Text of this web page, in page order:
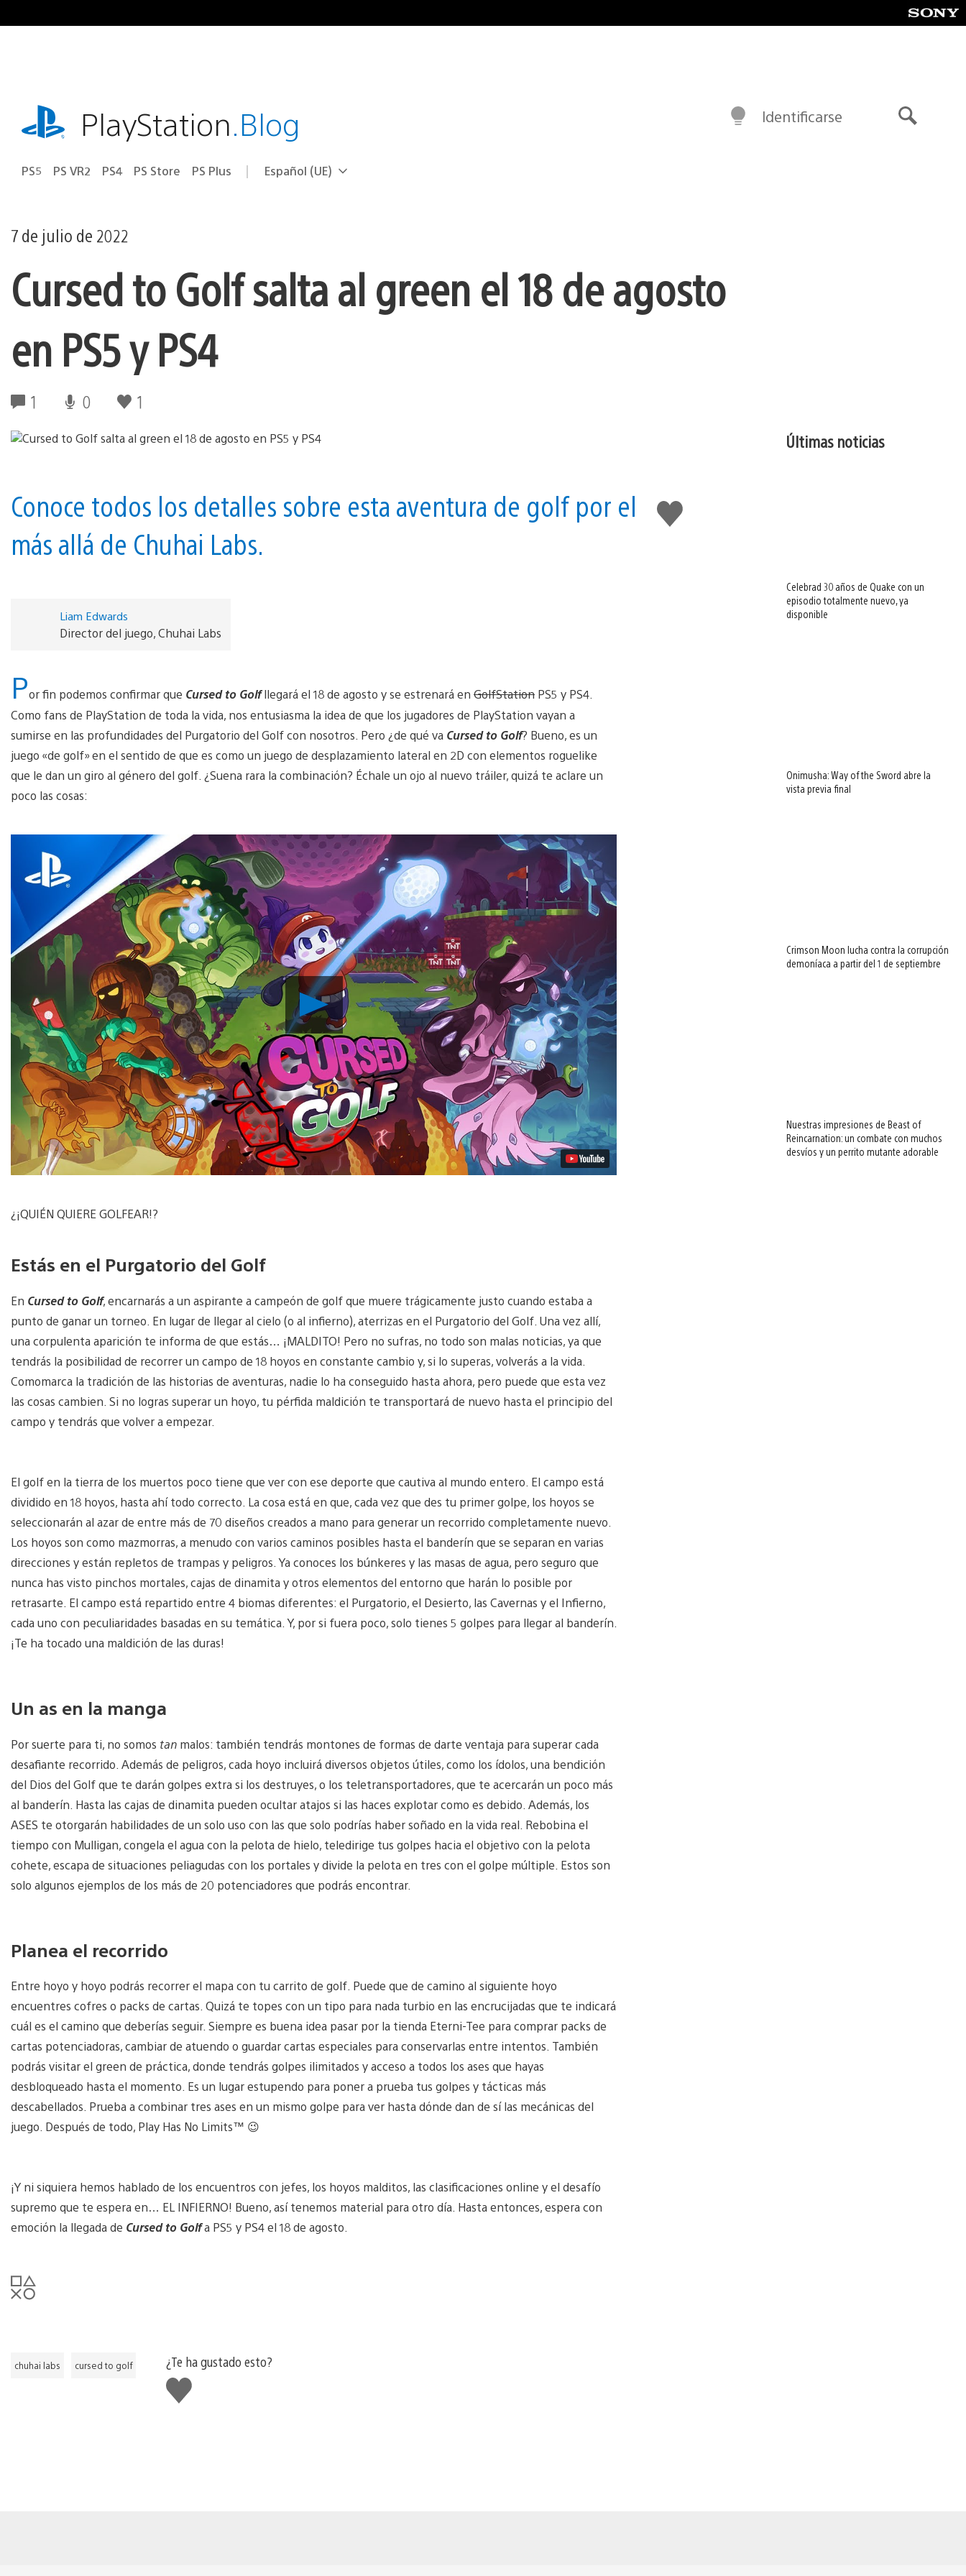
al
playstation.comPlayStation.Blog
PS5 PS VR2 PS4 PS Store PS Plus Selecciona
Región
Español (UE)
Identificarse
7 de julio de 2022
Cursed to Golf salta al green el 18 de agosto
en PS5 y PS4
1 0 1
Me
gusta
esto
Conoce todos los detalles sobre esta aventura de golf por el
más allá de Chuhai Labs.
Liam Edwards
Director del juego, Chuhai Labs
Por fin podemos confirmar que Cursed to Golfllegará el 18 de agosto y se estrenará en GolfStation PS5 y PS4.
Como fans de PlayStation de toda la vida, nos entusiasma la idea de que los jugadores de PlayStation vayan a
sumirse en las profundidades del Purgatorio del Golf con nosotros. Pero ¿de qué va Cursed to Golf? Bueno, es un
juego «de golf» en el sentido de que es como un juego de desplazamiento lateral en 2D con elementos roguelike
que le dan un giro al género del golf. ¿Suena rara la combinación? Échale un ojo al nuevo tráiler, quizá te aclare un
poco las cosas:
Reproducir
vídeo
¿¡QUIÉN QUIERE GOLFEAR!?
Estás en el Purgatorio del Golf
En Cursed to Golf, encarnarás a un aspirante a campeón de golf que muere trágicamente justo cuando estaba a
punto de ganar un torneo. En lugar de llegar al cielo (o al infierno), aterrizas en el Purgatorio del Golf. Una vez allí,
una corpulenta aparición te informa de que estás… ¡MALDITO! Pero no sufras, no todo son malas noticias, ya que
tendrás la posibilidad de recorrer un campo de 18 hoyos en constante cambio y, si lo superas, volverás a la vida.
Comomarca la tradición de las historias de aventuras, nadie lo ha conseguido hasta ahora, pero puede que esta vez
las cosas cambien. Si no logras superar un hoyo, tu pérfida maldición te transportará de nuevo hasta el principio del
campo y tendrás que volver a empezar.
El golf en la tierra de los muertos poco tiene que ver con ese deporte que cautiva al mundo entero. El campo está
dividido en 18 hoyos, hasta ahí todo correcto. La cosa está en que, cada vez que des tu primer golpe, los hoyos se
seleccionarán al azar de entre más de 70 diseños creados a mano para generar un recorrido completamente nuevo.
Los hoyos son como mazmorras, a menudo con varios caminos posibles hasta el banderín que se separan en varias
direcciones y están repletos de trampas y peligros. Ya conoces los búnkeres y las masas de agua, pero seguro que
nunca has visto pinchos mortales, cajas de dinamita y otros elementos del entorno que harán lo posible por
retrasarte. El campo está repartido entre 4 biomas diferentes: el Purgatorio, el Desierto, las Cavernas y el Infierno,
cada uno con peculiaridades basadas en su temática. Y, por si fuera poco, solo tienes 5 golpes para llegar al banderín.
¡Te ha tocado una maldición de las duras!
Un as en la manga
Por suerte para ti, no somos tan malos: también tendrás montones de formas de darte ventaja para superar cada
desafiante recorrido. Además de peligros, cada hoyo incluirá diversos objetos útiles, como los ídolos, una bendición
del Dios del Golf que te darán golpes extra si los destruyes, o los teletransportadores, que te acercarán un poco más
al banderín. Hasta las cajas de dinamita pueden ocultar atajos si las haces explotar como es debido. Además, los
ASES te otorgarán habilidades de un solo uso con las que solo podrías haber soñado en la vida real. Rebobina el
tiempo con Mulligan, congela el agua con la pelota de hielo, teledirige tus golpes hacia el objetivo con la pelota
cohete, escapa de situaciones peliagudas con los portales y divide la pelota en tres con el golpe múltiple. Estos son
solo algunos ejemplos de los más de 20 potenciadores que podrás encontrar.
Planea el recorrido
Entre hoyo y hoyo podrás recorrer el mapa con tu carrito de golf. Puede que de camino al siguiente hoyo
encuentres cofres o packs de cartas. Quizá te topes con un tipo para nada turbio en las encrucijadas que te indicará
cuál es el camino que deberías seguir. Siempre es buena idea pasar por la tienda Eterni-Tee para comprar packs de
cartas potenciadoras, cambiar de atuendo o guardar cartas especiales para conservarlas entre intentos. También
podrás visitar el green de práctica, donde tendrás golpes ilimitados y acceso a todos los ases que hayas
desbloqueado hasta el momento. Es un lugar estupendo para poner a prueba tus golpes y tácticas más
descabellados. Prueba a combinar tres ases en un mismo golpe para ver hasta dónde dan de sí las mecánicas del
juego. Después de todo, Play Has No Limits™ 😉
¡Y ni siquiera hemos hablado de los encuentros con jefes, los hoyos malditos, las clasificaciones online y el desafío
supremo que te espera en… EL INFIERNO! Bueno, así tenemos material para otro día. Hasta entonces, espera con
emoción la llegada de Cursed to Golfa PS5 y PS4 el 18 de agosto.
chuhai labs cursed to golf
¿Te ha gustado esto?
Me
gusta
esto
Últimas noticias
Celebrad 30 años de Quake con un
episodio totalmente nuevo, ya
disponible
Onimusha: Way of the Sword abre la
vista previa final
Crimson Moon lucha contra la corrupción
demoníaca a partir del 1 de septiembre
Nuestras impresiones de Beast of
Reincarnation: un combate con muchos
desvíos y un perrito mutante adorable